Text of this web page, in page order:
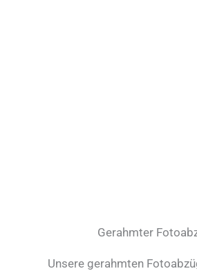
Gerahmter
Unsere gerahmten